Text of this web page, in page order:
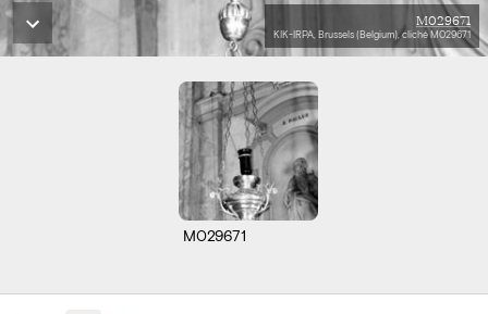
M029671
KIK-IRPA, Brussels (Belgium), cliché M029671
M029671